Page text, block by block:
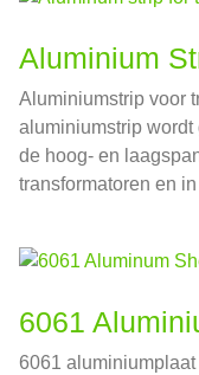
Aluminium
Aluminiumstrip voor
aluminiumstrip
de hoog- en
transformatoren en
6061
6061